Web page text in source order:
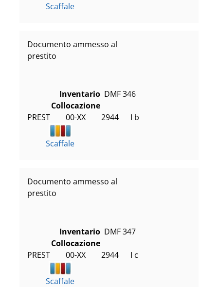
Scaffale
Documento ammesso al
prestito
Inventario DMF 346
Collocazione
PREST        00-XX        2944      I b
Scaffale
Documento ammesso al
prestito
Inventario DMF 347
Collocazione
PREST        00-XX        2944      I c
Scaffale